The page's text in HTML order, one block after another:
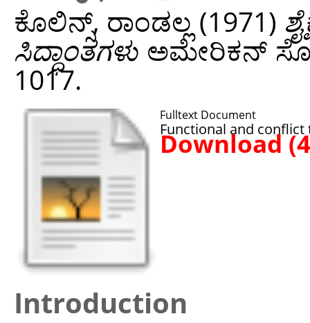
ಕೊಲಿನ್ಸ್, ರಾಂಡಲ್ಲ (1971)
ಸಿದ್ಧಾಂತಗಳುಅಮೇರಿಕನ್
1017.
Fulltext Document
Functional and
Download
Introduction